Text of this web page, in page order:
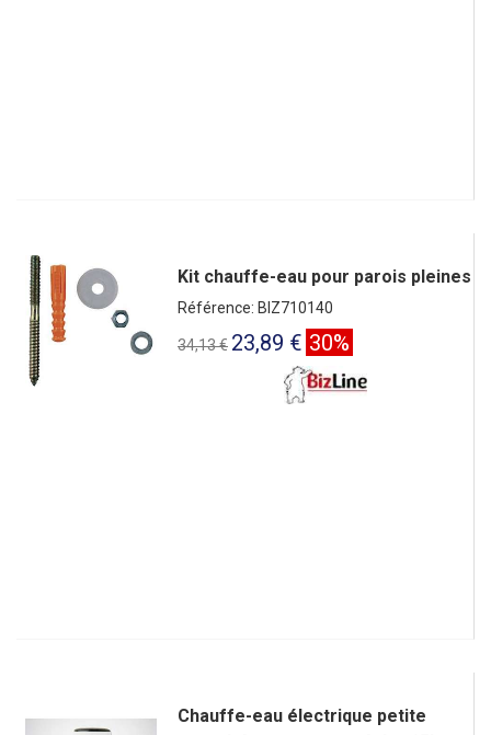
Kit chauffe-eau pour parois pleines
Référence: BIZ710140
34,13 € 23,89 € 30%
Chauffe-eau électrique petite